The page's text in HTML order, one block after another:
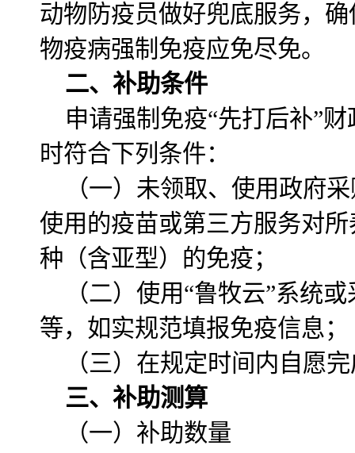
动物防疫员做好兜底服务，
物疫病强制免疫应免尽免。
二、补助条件
申请强制免疫“先打后补”
时符合下列条件：
（一）未领取、使用政府
使用的疫苗或第三方服务对
种（含亚型）的免疫；
（二）使用“鲁牧云”系统
等，如实规范填报免疫信息；
（三）在规定时间内自愿
三、补助测算
（一）补助数量